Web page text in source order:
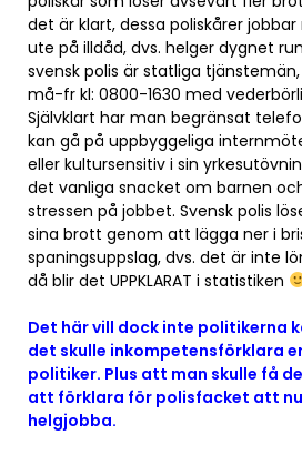
det är klart, dessa poliskårer
ute på illdåd, dvs. helger dygnet
svensk polis är statliga
må-fr kl: 0800-1630 med
Självklart har man begränsat
kan gå på uppbyggeliga
eller kultursensitiv i sin
det vanliga snacket om barnen
stressen på jobbet. Svensk polis
sina brott genom att lägga ner i
spaningsuppslag, dvs. det är inte
då blir det UPPKLARAT i statistiken
Det här vill dock inte politikerna
det skulle inkompetensförklara
politiker. Plus att man skulle få
att förklara för polisfacket att
helgjobba.